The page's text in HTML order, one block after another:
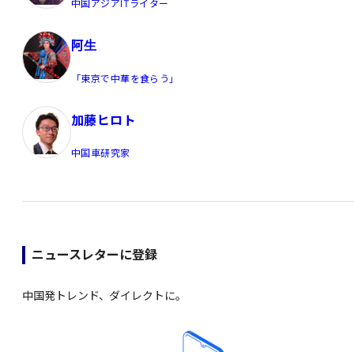
中国アジアITライター
阿生
「東京で中華を食らう」
加藤ヒロト
中国車研究家
ニュースレターに登録
中国発トレンド、ダイレクトに。